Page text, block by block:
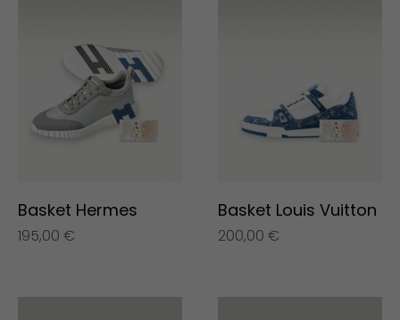
Basket Hermes
195,00 €
Basket Louis Vuitton
200,00 €